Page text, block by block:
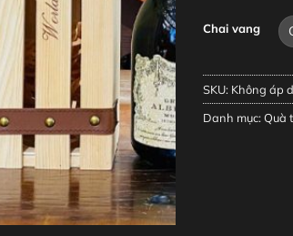
Chai vang
SKU: Không áp
Danh mục: Quà